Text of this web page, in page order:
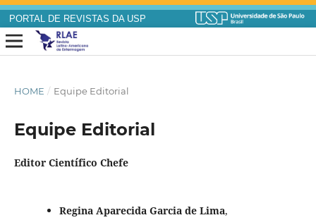
PORTAL DE REVISTAS DA USP
HOME / Equipe Editorial
Equipe Editorial
Editor Científico Chefe
Regina Aparecida Garcia de Lima,